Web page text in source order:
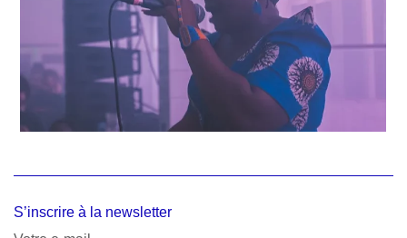
S’inscrire à la newsletter